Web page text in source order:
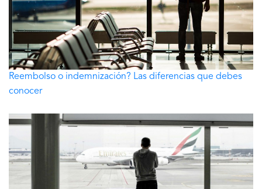
Reembolso o indemnización? Las diferencias que debes
conocer